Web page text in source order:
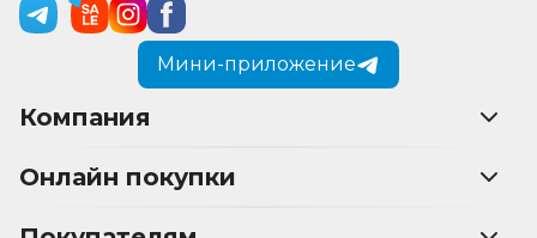
Мини-приложение
Компания
Онлайн покупки